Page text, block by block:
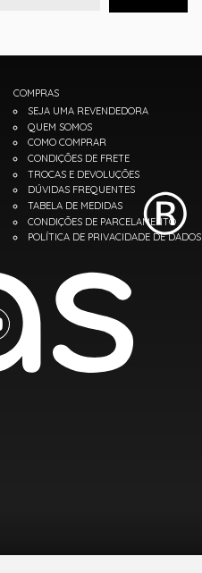
COMPRAS
SEJA UMA REVENDEDORA
QUEM SOMOS
COMO COMPRAR
CONDIÇÕES DE FRETE
TROCAS E DEVOLUÇÕES
DÚVIDAS FREQUENTES
TABELA DE MEDIDAS
CONDIÇÕES DE PARCELAMENTO
POLÍTICA DE PRIVACIDADE DE DADOS